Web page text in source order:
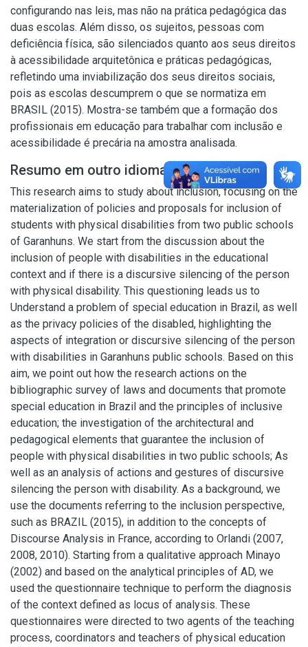
configurando nas leis, mas não na prática pedagógica das
duas escolas. Além disso, os sujeitos, pessoas com
deficiência física, são silenciados quanto aos seus direitos
à acessibilidade arquitetônica e práticas pedagógicas,
refletindo uma inviabilização dos seus direitos sociais,
pois as escolas descumprem o que se normatiza em
BRASIL (2015). Mostra-se também que a formação dos
profissionais em educação para trabalhar com inclusão e
acessibilidade é precária na amostra analisada.
Resumo em outro idioma
This research aims to study about inclusion, focusing on the
materialization of policies and proposals for inclusion of
students with physical disabilities from two public schools
of Garanhuns. We start from the discussion about the
inclusion of people with disabilities in the educational
context and if there is a discursive silencing of the person
with physical disability. This questioning leads us to
Understand a problem of special education in Brazil, as well
as the privacy policies of the disabled, highlighting the
aspects of integration or discursive silencing of the person
with disabilities in Garanhuns public schools. Based on this
aim, we point out how the research actions on the
bibliographic survey of laws and documents that promote
special education in Brazil and the principles of inclusive
education; the investigation of the architectural and
pedagogical elements that guarantee the inclusion of
people with physical disabilities in two public schools; As
well as an analysis of actions and gestures of discursive
silencing the person with disability. As a background, we
use the documents referring to the inclusion perspective,
such as BRAZIL (2015), in addition to the concepts of
Discourse Analysis in France, according to Orlandi (2007,
2008, 2010). Starting from a qualitative approach Minayo
(2002) and based on the analytical principles of AD, we
used the questionnaire technique to perform the diagnosis
of the context defined as locus of analysis. These
questionnaires were directed to two agents of the teaching
process, coordinators and teachers of physical education